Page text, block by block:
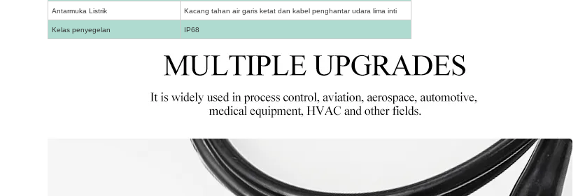
Antarmuka Listrik Kacang tahan air garis ketat dan kabel penghantar udara lima inti
Kelas penyegelan IP68